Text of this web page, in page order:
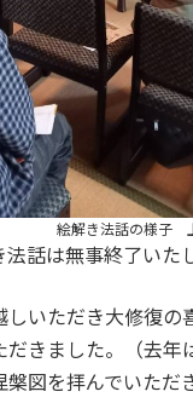
絵解き法話の様子
話は無事終了いた
いただき大修復
きました。（去
図を拝んでいただ